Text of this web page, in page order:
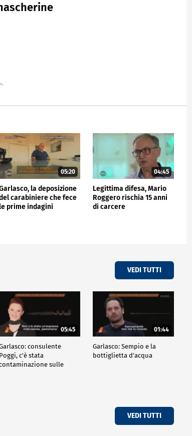
05:20
la deposizione
carabiniere che fece
prime indagini
04:45
Legittima difesa, Mario
Roggero rischia 15 anni
di carcere
VEDI TUTTI
05:45
consulente
Poggi, c'è stata
sulle
01:44
Garlasco: Sempio e la
bottiglietta d'acqua
VEDI TUTTI